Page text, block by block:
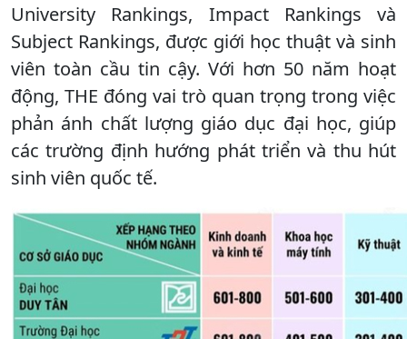
University Rankings, Impact Rankings và
Subject Rankings, được giới học thuật và sinh
viên toàn cầu tin cậy. Với hơn 50 năm hoạt
động, THE đóng vai trò quan trọng trong việc
phản ánh chất lượng giáo dục đại học, giúp
các trường định hướng phát triển và thu hút
sinh viên quốc tế.